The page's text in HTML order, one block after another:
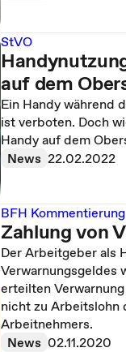
StVO
auf dem
Ein Handy während
ist verboten. Doch
Handy auf dem
News 22.02.2022
BFH Kommentierung
Zahlung von
Der Arbeitgeber als
Verwarnungsgeldes
erteilten
nicht zu Arbeitslohn
Arbeitnehmers.
News 02.11.2020